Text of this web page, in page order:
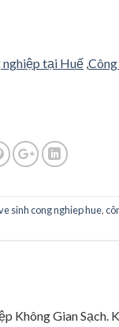
nghiệp tại Huế ,
sinh cong nghiep hue,
Gian Sạch.